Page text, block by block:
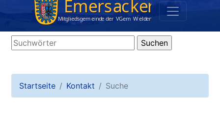
Startseite Kontakt Suche